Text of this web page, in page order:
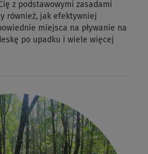
z podstawowymi zasadami
również, jak efektywniej
miejsca na pływanie na
po upadku i wiele więcej